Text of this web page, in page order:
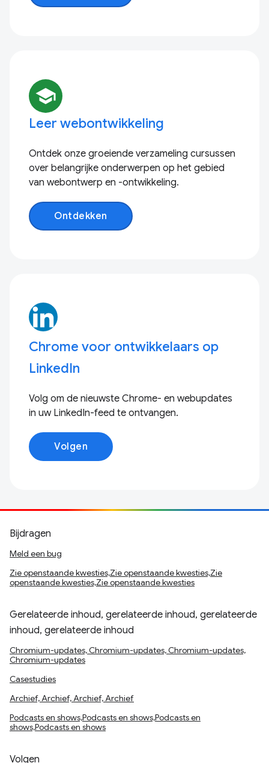
school
Leer webontwikkeling
Ontdek onze groeiende verzameling cursussen
over belangrijke onderwerpen op het gebied
van webontwerp en -ontwikkeling.
Ontdekken
Chrome voor ontwikkelaars op
LinkedIn
Volg om de nieuwste Chrome- en webupdates
in uw LinkedIn-feed te ontvangen.
Volgen
Bijdragen
Meld een bug
Zie openstaande kwesties,Zie openstaande kwesties,Zie
openstaande kwesties,Zie openstaande kwesties
Gerelateerde inhoud, gerelateerde inhoud, gerelateerde
inhoud, gerelateerde inhoud
Chromium-updates, Chromium-updates, Chromium-updates,
Chromium-updates
Casestudies
Archief, Archief, Archief, Archief
Podcasts en shows,Podcasts en shows,Podcasts en
shows,Podcasts en shows
Volgen